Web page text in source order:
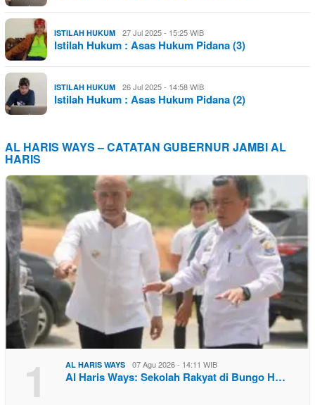
ISTILAH HUKUM 27 Jul 2025 - 15:25 WIB
Istilah Hukum : Asas Hukum Pidana (3)
ISTILAH HUKUM 26 Jul 2025 - 14:58 WIB
Istilah Hukum : Asas Hukum Pidana (2)
AL HARIS WAYS – CATATAN GUBERNUR JAMBI AL
HARIS
1 AL HARIS WAYS 07 Agu 2026 - 14:11 WIB
Al Haris Ways: Sekolah Rakyat di Bungo H…